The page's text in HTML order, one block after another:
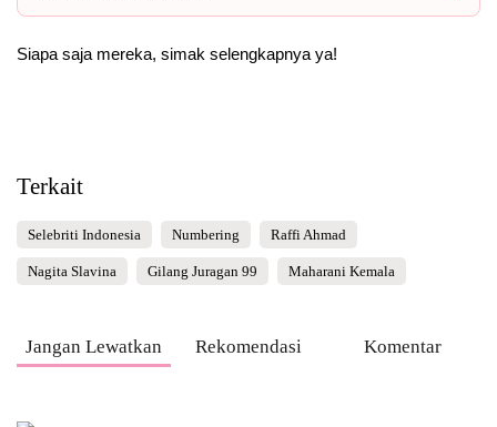
Siapa saja mereka, simak selengkapnya ya!
Terkait
Selebriti Indonesia Numbering Raffi Ahmad
Nagita Slavina Gilang Juragan 99 Maharani Kemala
Jangan Lewatkan Rekomendasi Komentar